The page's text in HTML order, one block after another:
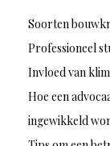
Soorten
Professioneel
Invloed van
Hoe een
ingewikkeld